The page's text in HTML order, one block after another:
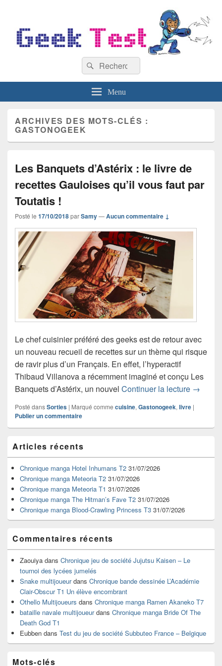
Recherche :
Rechercher
Menu
ARCHIVES DES MOTS-CLÉS :
GASTONOGEEK
Les Banquets d’Astérix : le livre de
recettes Gauloises qu’il vous faut par
Toutatis !
Posté le 17/10/2018parSamy—Aucun commentaire ↓
Le chef cuisinier préféré des geeks est de retour avec
un nouveau recueil de recettes sur un thème qui risque
de ravir plus d’un Français. En effet, l’hyperactif
Thibaud Villanova a récemment imaginé et conçu Les
Banquets d’Astérix, un nouvel Continuer la lecture Les
→
Posté dansSorties | Marqué comme cuisine, Gastonogeek, livre |
Publier un commentaire
principale
de
widget
pour
barre
latérale
Articles récents
Chronique manga Hotel Inhumans T2 31/07/2026
Chronique manga Meteoria T2 31/07/2026
Chronique manga Meteoria T1 31/07/2026
Chronique manga The Hitman’s Fave T2 31/07/2026
Chronique manga Blood-Crawling Princess T3 31/07/2026
Commentaires récents
Zaouiya dans Chronique jeu de société Jujutsu Kaisen – Le
tournoi des lycées jumelés
Snake multijoueurdans Chronique bande dessinée L’Académie
Clair-Obscur T1 Un élève encombrant
Othello Multijoueurs dans Chronique manga Ramen Akaneko T7
bataille navale multijoueurdans Chronique manga Bride Of The
Death God T1
Eubben dans Test du jeu de société Subbuteo France – Belgique
Mots-clés